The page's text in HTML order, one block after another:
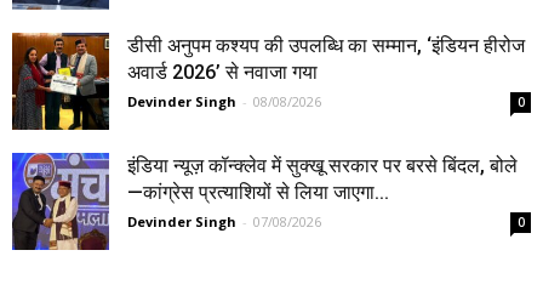
डीसी अनुपम कश्यप की उपलब्धि का सम्मान, ‘इंडियन हीरोज
अवार्ड 2026’ से नवाजा गया
Devinder Singh - 08/08/2026 0
इंडिया न्यूज़ कॉन्क्लेव में सुक्खू सरकार पर बरसे बिंदल, बोले
—कांग्रेस प्रत्याशियों से लिया जाएगा...
Devinder Singh - 07/08/2026 0